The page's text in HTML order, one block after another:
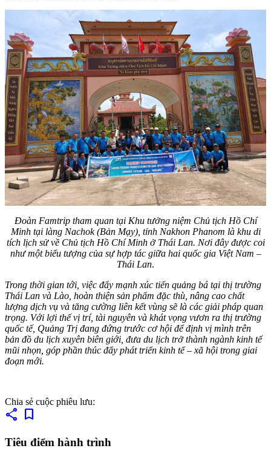
Đoàn Famtrip tham quan tại Khu tưởng niệm Chủ tịch Hồ Chí
Minh tại làng Nachok (Bản Mạy), tỉnh Nakhon Phanom là khu di
tích lịch sử về Chủ tịch Hồ Chí Minh ở Thái Lan. Nơi đây được coi
như một biểu tượng của sự hợp tác giữa hai quốc gia Việt Nam –
Thái Lan.
Trong thời gian tới, việc đẩy mạnh xúc tiến quảng bá tại thị trường
Thái Lan và Lào, hoàn thiện sản phẩm đặc thù, nâng cao chất
lượng dịch vụ và tăng cường liên kết vùng sẽ là các giải pháp quan
trọng. Với lợi thế vị trí, tài nguyên và khát vọng vươn ra thị trường
quốc tế, Quảng Trị đang đứng trước cơ hội để định vị mình trên
bản đồ du lịch xuyên biên giới, đưa du lịch trở thành ngành kinh tế
mũi nhọn, góp phần thúc đẩy phát triển kinh tế – xã hội trong giai
đoạn mới.
Chia sẻ cuộc phiêu lưu:
share bookmark
Tiêu điểm hành trình